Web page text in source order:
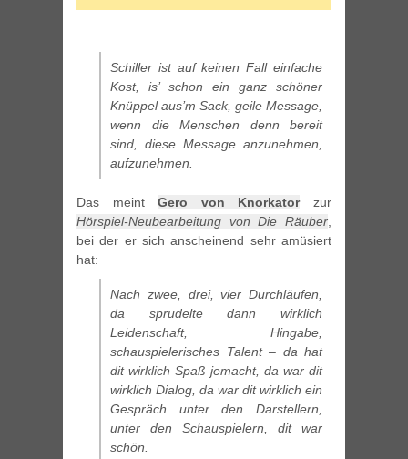
Schiller ist auf keinen Fall einfache
Kost, is’ schon ein ganz schöner
Knüppel aus’m Sack, geile Message,
wenn die Menschen denn bereit
sind, diese Message anzunehmen,
aufzunehmen.
Das meintGero von Knorkatorzur
Hörspiel-Neubearbeitung von Die Räuber,
bei der er sich anscheinend sehr amüsiert
hat:
Nach zwee, drei, vier Durchläufen,
da sprudelte dann wirklich
Leidenschaft, Hingabe,
schauspielerisches Talent – da hat
dit wirklich Spaß jemacht, da war dit
wirklich Dialog, da war dit wirklich ein
Gespräch unter den Darstellern,
unter den Schauspielern, dit war
schön.